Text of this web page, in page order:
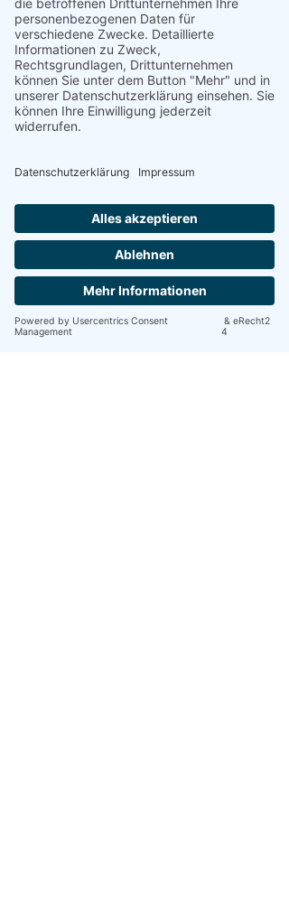
»Zitat«
Stell Dir vor, Du trittst hinaus in den Gutspark und ein
Grüppchen schnatternder Menschen sitzt mit
Zeitschriften, Handarbeiten und Bücherstapeln bei
Kaffee oder Aperol Spritz zusammen, lacht und
Setz Dich doch zu uns! :-)